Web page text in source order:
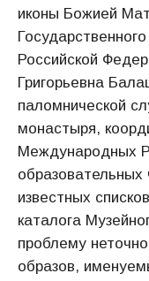
иконы Божией
Российской
Григорьевна
паломнической
монастыря,
Международных
известных
каталога
проблему
образов,